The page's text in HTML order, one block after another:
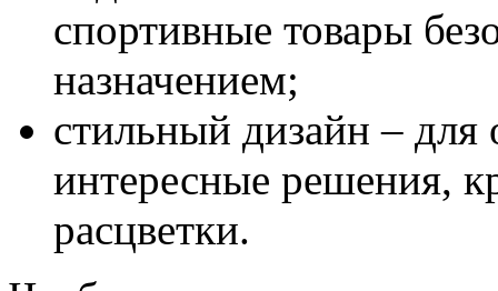
спортивные товары
назначением;
стильный дизайн –
интересные решения,
расцветки.